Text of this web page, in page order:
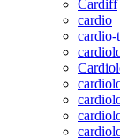
Cardiff
cardio
cardio-